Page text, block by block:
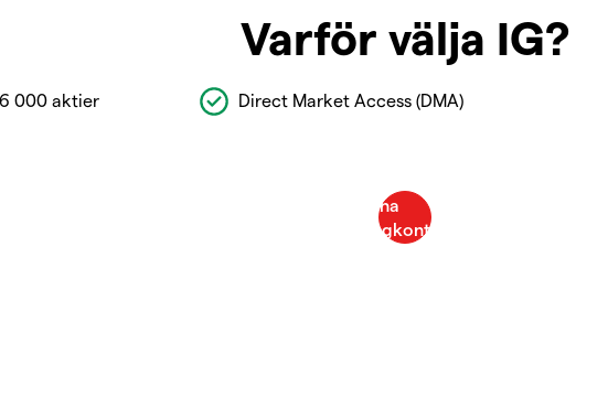
Varför välja IG?
000 aktier Direct Market Access (DMA)